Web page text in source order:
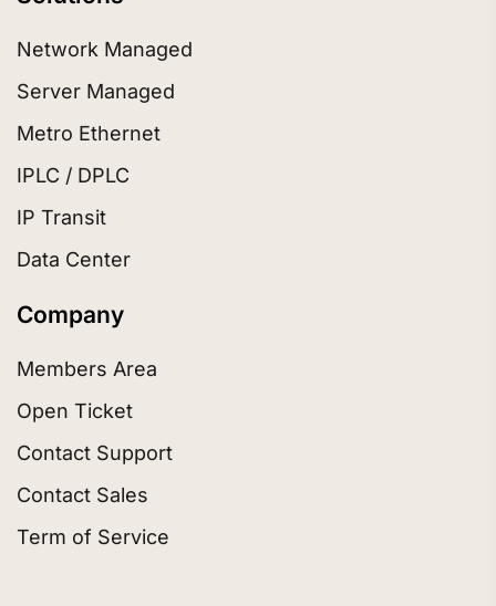
Network Managed
Server Managed
Metro Ethernet
IPLC / DPLC
IP Transit
Data Center
Company
Members Area
Open Ticket
Contact Support
Contact Sales
Term of Service